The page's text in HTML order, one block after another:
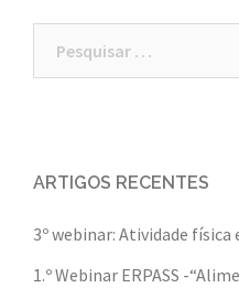
ARTIGOS RECENTES
3º webinar: Atividade física
1.º Webinar ERPASS -